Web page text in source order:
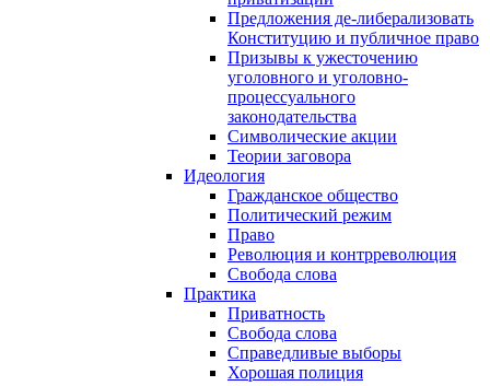
Предложения де-либерализовать
Конституцию и публичное право
Призывы к ужесточению
уголовного и уголовно-
процессуального
законодательства
Символические акции
Теории заговора
Идеология
Гражданское общество
Политический режим
Право
Революция и контрреволюция
Свобода слова
Практика
Приватность
Свобода слова
Справедливые выборы
Хорошая полиция